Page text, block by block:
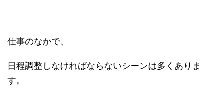
仕事のなかで、
日程調整しなければならないシーンは多くありま
す。